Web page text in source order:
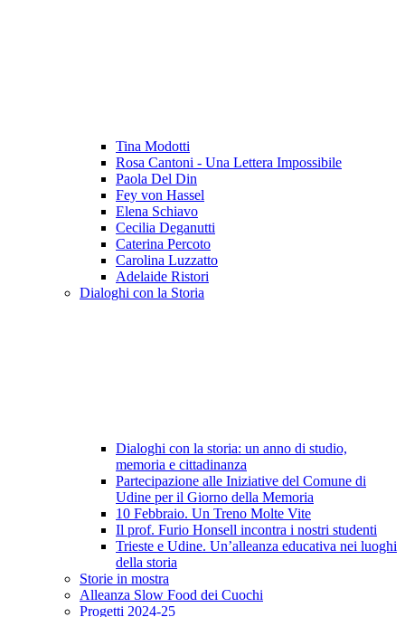
Tina Modotti
Rosa Cantoni - Una Lettera Impossibile
Paola Del Din
Fey von Hassel
Elena Schiavo
Cecilia Deganutti
Caterina Percoto
Carolina Luzzatto
Adelaide Ristori
Dialoghi con la Storia
Dialoghi con la storia: un anno di studio,
memoria e cittadinanza
Partecipazione alle Iniziative del Comune di
Udine per il Giorno della Memoria
10 Febbraio. Un Treno Molte Vite
Il prof. Furio Honsell incontra i nostri studenti
Trieste e Udine. Un’alleanza educativa nei luoghi
della storia
Storie in mostra
Alleanza Slow Food dei Cuochi
Progetti 2024-25